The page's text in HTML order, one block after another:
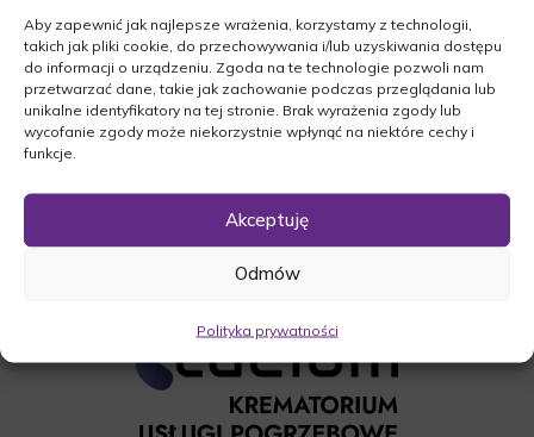
Aby zapewnić jak najlepsze wrażenia, korzystamy z technologii,
takich jak pliki cookie, do przechowywania i/lub uzyskiwania dostępu
do informacji o urządzeniu. Zgoda na te technologie pozwoli nam
przetwarzać dane, takie jak zachowanie podczas przeglądania lub
unikalne identyfikatory na tej stronie. Brak wyrażenia zgody lub
wycofanie zgody może niekorzystnie wpłynąć na niektóre cechy i
funkcje.
Akceptuję
Odmów
Polityka prywatności
Templewie. Następnie odbędzie się msza święta o
godz. 14:00, po której nastąpi odprowadzenie
zmarłej na cmentarz w Templewie.
O czym zawiadamia pogrążona w smutku
Rodzina.